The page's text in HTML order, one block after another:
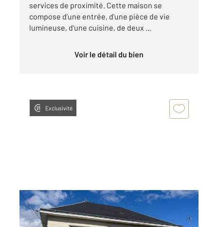
services de proximité. Cette maison se
compose d'une entrée, d'une pièce de vie
lumineuse, d'une cuisine, de deux ...
Voir le détail du bien
Exclusivité
BEAUCE LA ROMAINE 41
92,98 m2, 4 pièces
Ref : 6028